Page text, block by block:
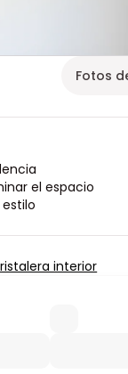
Fotos
el espacio
interior